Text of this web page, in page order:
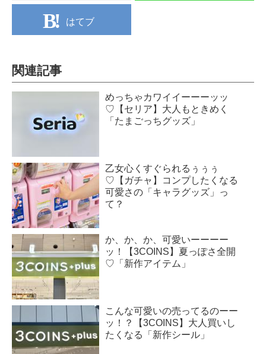
はてブ
関連記事
めっちゃカワイイーーーッッ
♡【セリア】大人もときめく
「たまごっちグッズ」
乙女心くすぐられるぅぅぅ
♡【ガチャ】コンプしたくなる
可愛さの「キャラグッズ」っ
て？
か、か、か、可愛いーーーー
ッ！【3COINS】夏っぽさ全開
♡「新作アイテム」
こんな可愛いの売ってるのーー
ッ！？【3COINS】大人買いし
たくなる「新作シール」